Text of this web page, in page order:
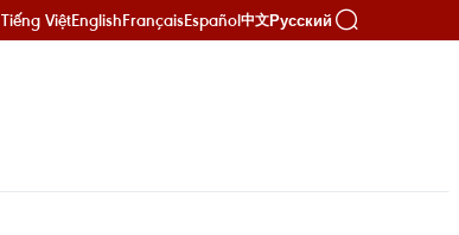
Tiếng ViệtEnglishFrançaisEspañol中文Русский